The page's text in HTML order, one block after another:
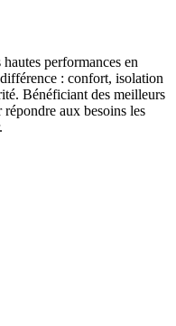
performances en
: confort, isolation
Bénéficiant des meilleurs
répondre aux besoins les